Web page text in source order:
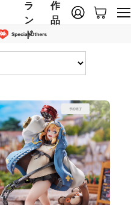
ラ
ン
ド
作
品